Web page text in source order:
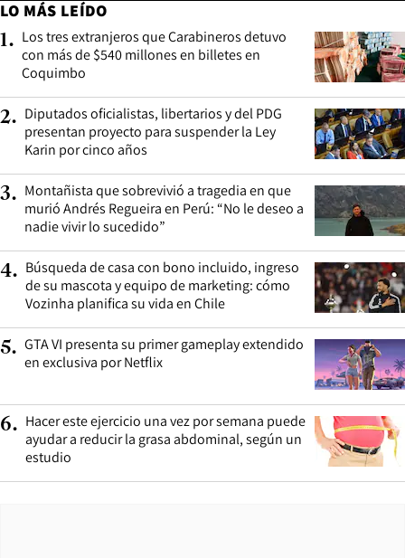
LO MÁS LEÍDO
1. Los tres extranjeros que Carabineros detuvo
con más de $540 millones en billetes en
Coquimbo
2. Diputados oficialistas, libertarios y del PDG
presentan proyecto para suspender la Ley
Karin por cinco años
3. Montañista que sobrevivió a tragedia en que
murió Andrés Regueira en Perú: “No le deseo a
nadie vivir lo sucedido”
4. Búsqueda de casa con bono incluido, ingreso
de su mascota y equipo de marketing: cómo
Vozinha planifica su vida en Chile
5. GTA VI presenta su primer gameplay extendido
en exclusiva por Netflix
6. Hacer este ejercicio una vez por semana puede
ayudar a reducir la grasa abdominal, según un
estudio